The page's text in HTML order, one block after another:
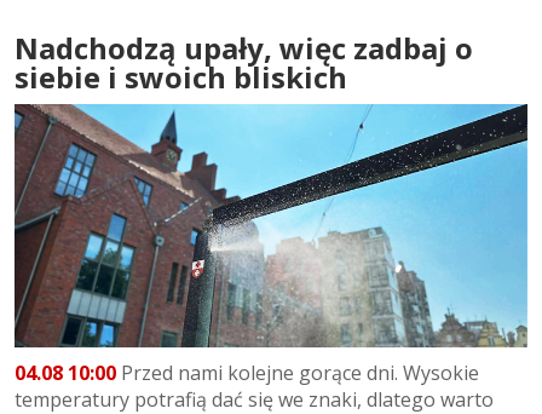
Nadchodzą upały, więc zadbaj o
siebie i swoich bliskich
04.08 10:00 Przed nami kolejne gorące dni. Wysokie
temperatury potrafią dać się we znaki, dlatego warto